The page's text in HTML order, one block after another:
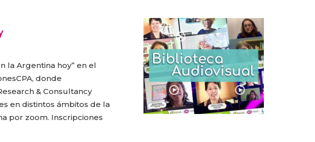
la Argentina hoy” en el
donde
& Consultancy
en distintos ámbitos de la
por zoom. Inscripciones